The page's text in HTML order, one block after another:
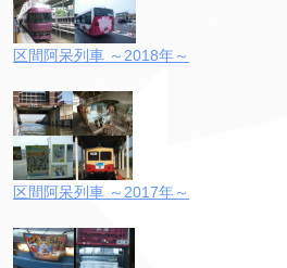
区間阿呆列車 ～2018年～
区間阿呆列車 ～2017年～